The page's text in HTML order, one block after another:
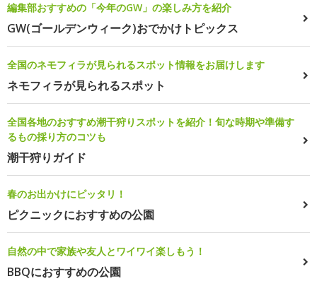
編集部おすすめの「今年のGW」の楽しみ方を紹介
GW(ゴールデンウィーク)おでかけトピックス
全国のネモフィラが見られるスポット情報をお届けします
ネモフィラが見られるスポット
全国各地のおすすめ潮干狩りスポットを紹介！旬な時期や準備す
るもの採り方のコツも
潮干狩りガイド
春のお出かけにピッタリ！
ピクニックにおすすめの公園
自然の中で家族や友人とワイワイ楽しもう！
BBQにおすすめの公園